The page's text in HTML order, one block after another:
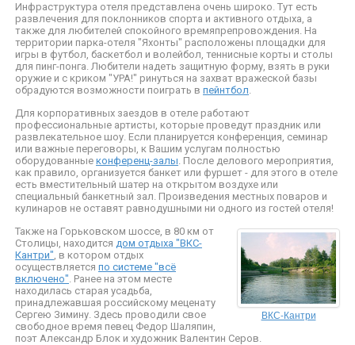
Инфраструктура отеля представлена очень широко. Тут есть
развлечения для поклонников спорта и активного отдыха, а
также для любителей спокойного времяпрепровождения. На
территории парка-отеля "Яхонты" расположены площадки для
игры в футбол, баскетбол и волейбол, теннисные корты и столы
для пинг-понга. Любители надеть защитную форму, взять в руки
оружие и с криком "УРА!" ринуться на захват вражеской базы
обрадуются возможности поиграть в пейнтбол.
Для корпоративных заездов в отеле работают
профессиональные артисты, которые проведут праздник или
развлекательное шоу. Если планируется конференция, семинар
или важные переговоры, к Вашим услугам полностью
оборудованные конференц-залы. После делового мероприятия,
как правило, организуется банкет или фуршет - для этого в отеле
есть вместительный шатер на открытом воздухе или
специальный банкетный зал. Произведения местных поваров и
кулинаров не оставят равнодушными ни одного из гостей отеля!
ВКС-Кантри
Также на Горьковском шоссе, в 80 км от
Столицы, находится дом отдыха "ВКС-
Кантри", в котором отдых
осуществляется по системе "всё
включено". Ранее на этом месте
находилась старая усадьба,
принадлежавшая российскому меценату
Сергею Зимину. Здесь проводили свое
свободное время певец Федор Шаляпин,
поэт Александр Блок и художник Валентин Серов.